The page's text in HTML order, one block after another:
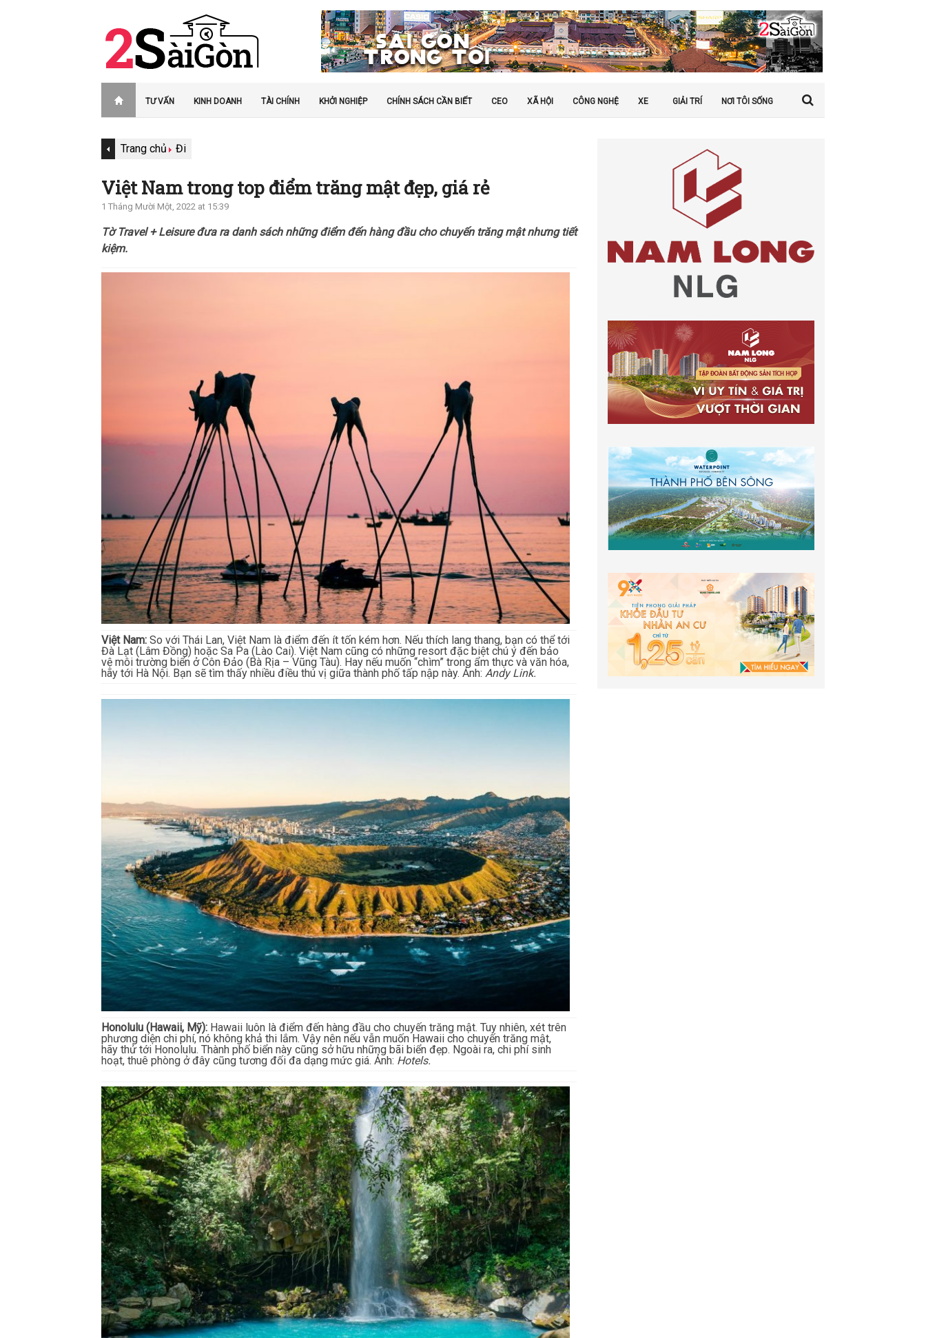
TƯ VẤN KINH DOANH TÀI CHÍNH KHỞI NGHIỆP CHÍNH SÁCH CẦN BIẾT CEO XÃ HỘI CÔNG NGHỆ XE GIẢI TRÍ NƠI TÔI SỐNG
Trang chủ Đi
Việt Nam trong top điểm trăng mật đẹp, giá rẻ
1 Tháng Mười Một, 2022 at 15:39
Tờ Travel + Leisure đưa ra danh sách những điểm đến hàng đầu cho chuyến trăng mật nhưng tiết
kiệm.
Việt Nam: So với Thái Lan, Việt Nam là điểm đến ít tốn kém hơn. Nếu thích lang thang, bạn có thể tới
Đà Lạt (Lâm Đồng) hoặc Sa Pa (Lào Cai). Việt Nam cũng có những resort đặc biệt chú ý đến bảo
vệ môi trường biển ở Côn Đảo (Bà Rịa – Vũng Tàu). Hay nếu muốn “chìm” trong ẩm thực và văn hóa,
hãy tới Hà Nội. Bạn sẽ tìm thấy nhiều điều thú vị giữa thành phố tấp nập này. Ảnh: Andy Link.
Honolulu (Hawaii, Mỹ): Hawaii luôn là điểm đến hàng đầu cho chuyến trăng mật. Tuy nhiên, xét trên
phương diện chi phí, nó không khả thi lắm. Vậy nên nếu vẫn muốn Hawaii cho chuyến trăng mật,
hãy thử tới Honolulu. Thành phố biển này cũng sở hữu những bãi biển đẹp. Ngoài ra, chi phí sinh
hoạt, thuê phòng ở đây cũng tương đối đa dạng mức giá. Ảnh: Hotels.